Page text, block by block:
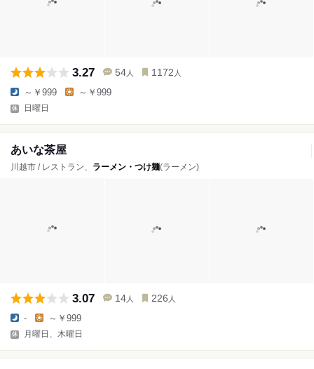
3.27 54 人 1172 人
～￥999 ～￥999
日曜日
あいな茶屋
川越市 / レストラン、 ラーメン・つけ麺(ラーメン)
3.07 14 人 226 人
- ～￥999
月曜日、木曜日